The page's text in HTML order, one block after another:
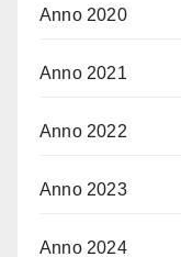
Anno 2020
Anno 2021
Anno 2022
Anno 2023
Anno 2024